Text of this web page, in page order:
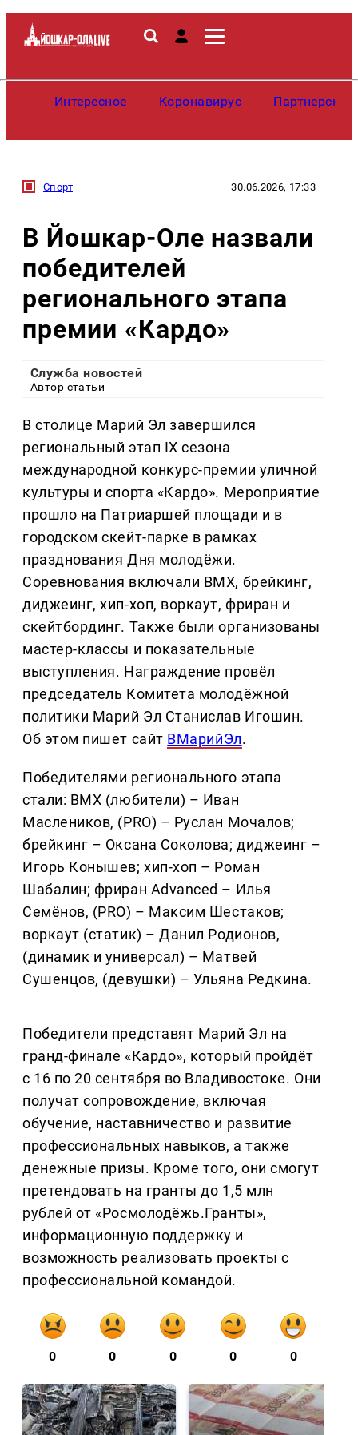
Интересное Коронавирус
Спорт 30.06.2026, 17:33
В Йошкар-Оле назвали
победителей
регионального этапа
премии «Кардо»
Служба новостей
Автор статьи
В столице Марий Эл завершился
региональный этап IX сезона
международной конкурс-премии уличной
культуры и спорта «Кардо». Мероприятие
прошло на Патриаршей площади и в
городском скейт-парке в рамках
празднования Дня молодёжи.
Соревнования включали BMX, брейкинг,
диджеинг, хип-хоп, воркаут, фриран и
скейтбординг. Также были организованы
мастер-классы и показательные
выступления. Награждение провёл
председатель Комитета молодёжной
политики Марий Эл Станислав Игошин.
Об этом пишет сайт ВМарийЭл.
Победителями регионального этапа
стали: BMX (любители) – Иван
Маслеников, (PRO) – Руслан Мочалов;
брейкинг – Оксана Соколова; диджеинг –
Игорь Конышев; хип-хоп – Роман
Шабалин; фриран Advanced – Илья
Семёнов, (PRO) – Максим Шестаков;
воркаут (статик) – Данил Родионов,
(динамик и универсал) – Матвей
Сушенцов, (девушки) – Ульяна Редкина.
Победители представят Марий Эл на
гранд-финале «Кардо», который пройдёт
с 16 по 20 сентября во Владивостоке. Они
получат сопровождение, включая
обучение, наставничество и развитие
профессиональных навыков, а также
денежные призы. Кроме того, они смогут
претендовать на гранты до 1,5 млн
рублей от «Росмолодёжь.Гранты»,
информационную поддержку и
возможность реализовать проекты с
профессиональной командой.
0 0 0 0 0